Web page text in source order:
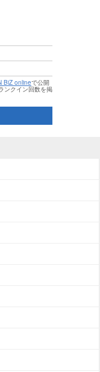
BiZ onlineで公開
ンクイン回数を掲